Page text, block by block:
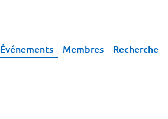
Événements Membres Recherche